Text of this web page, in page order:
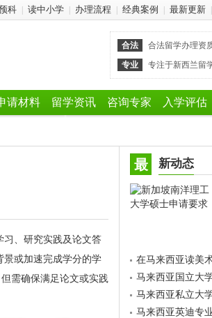
科 读中小学 办理流程 经典案例 最新更新
合法 合法留学办理资
专业
专注于新西兰留
请材料 留学资讯 咨询专家 入学评估
习、研究实践及论文答
景或加速完成学分的学
需确保满足论文或实践
最 新动态
在马来西亚读美
马来西亚国立大
马来西亚私立大
马来西亚英迪专